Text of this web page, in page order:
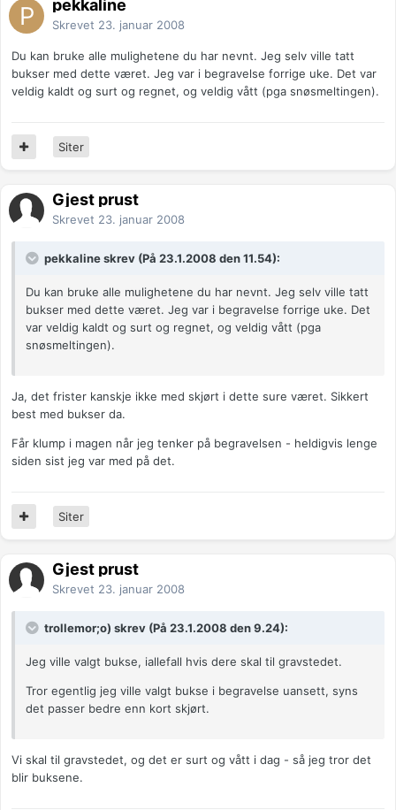
pekkaline
Skrevet 23. januar 2008
Du kan bruke alle mulighetene du har nevnt. Jeg selv ville tatt
bukser med dette været. Jeg var i begravelse forrige uke. Det var
veldig kaldt og surt og regnet, og veldig vått (pga snøsmeltingen).
Siter
Gjest prust
Skrevet 23. januar 2008
pekkaline skrev (På 23.1.2008 den 11.54):
Du kan bruke alle mulighetene du har nevnt. Jeg selv ville tatt
bukser med dette været. Jeg var i begravelse forrige uke. Det
var veldig kaldt og surt og regnet, og veldig vått (pga
snøsmeltingen).
Ja, det frister kanskje ikke med skjørt i dette sure været. Sikkert
best med bukser da.
Får klump i magen når jeg tenker på begravelsen - heldigvis lenge
siden sist jeg var med på det.
Siter
Gjest prust
Skrevet 23. januar 2008
trollemor;o) skrev (På 23.1.2008 den 9.24):
Jeg ville valgt bukse, iallefall hvis dere skal til gravstedet.
Tror egentlig jeg ville valgt bukse i begravelse uansett, syns
det passer bedre enn kort skjørt.
Vi skal til gravstedet, og det er surt og vått i dag - så jeg tror det
blir buksene.